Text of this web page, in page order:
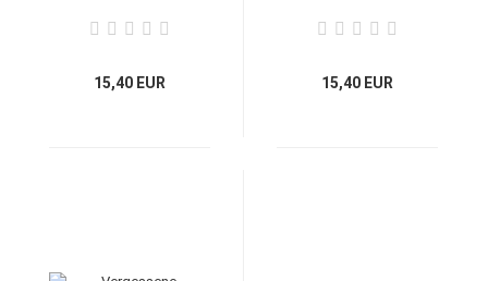
15,40 EUR 15,40 EUR